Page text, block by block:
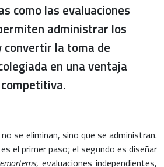
como las evaluaciones
administrar los
convertir la toma de
en una ventaja
competitiva.
se eliminan, sino que se administran.
el primer paso; el segundo es diseñar
, evaluaciones independientes,